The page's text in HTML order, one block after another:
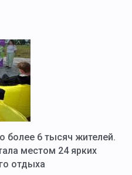
более 6 тысяч жителей.
местом 24 ярких
отдыха